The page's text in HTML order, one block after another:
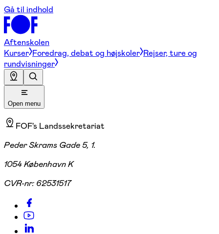
Gå til indhold
Aftenskolen
Kurser Foredrag, debat og højskoler Rejser, ture og
rundvisninger
Open menu
FOF's Landssekretariat
Peder Skrams Gade 5, 1.
1054 København K
CVR-nr: 62531517